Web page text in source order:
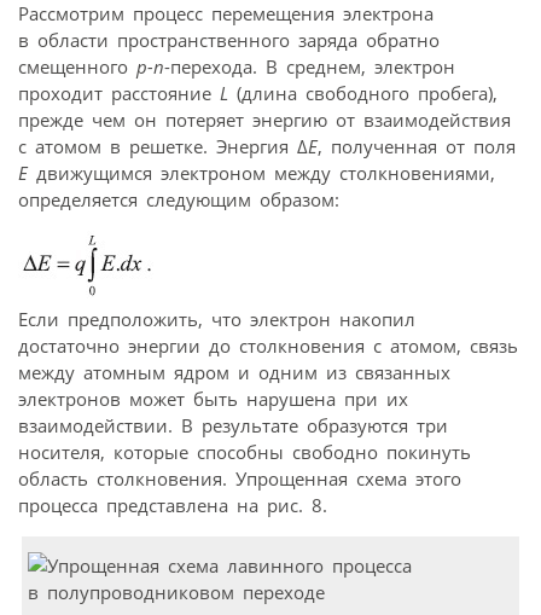
Рассмотрим процесс перемещения электрона
в области пространственного заряда обратно
смещенного р-n-перехода. В среднем, электрон
проходит расстояние L (длина свободного пробега),
прежде чем он потеряет энергию от взаимодействия
с атомом в решетке. Энергия ΔE, полученная от поля
Едвижущимся электроном между столкновениями,
определяется следующим образом:
Если предположить, что электрон накопил
достаточно энергии до столкновения с атомом, связь
между атомным ядром и одним из связанных
электронов может быть нарушена при их
взаимодействии. В результате образуются три
носителя, которые способны свободно покинуть
область столкновения. Упрощенная схема этого
процесса представлена на рис. 8.